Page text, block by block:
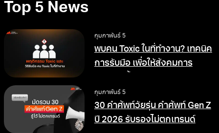
Top 5 News
กุมภาพันธ์ 5
พบคน Toxic ในที่ทำงาน? เทคนิค
การรับมือ เพื่อให้สังคมการ
กุมภาพันธ์ 5
30 คำศัพท์วัยรุ่น คำศัพท์ Gen Z
ปี 2026 รับรองไม่ตกเทรนด์